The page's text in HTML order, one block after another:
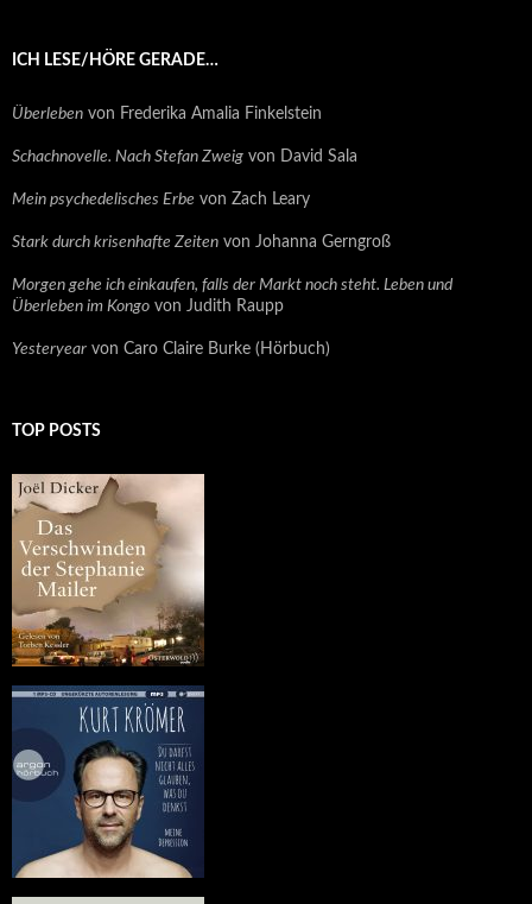
ICH LESE/HÖRE GERADE…
Überleben von Frederika Amalia Finkelstein
Schachnovelle. Nach Stefan Zweig von David Sala
Mein psychedelisches Erbe von Zach Leary
Stark durch krisenhafte Zeiten von Johanna Gerngroß
Morgen gehe ich einkaufen, falls der Markt noch steht. Leben und
Überleben im Kongo von Judith Raupp
Yesteryear von Caro Claire Burke (Hörbuch)
TOP POSTS